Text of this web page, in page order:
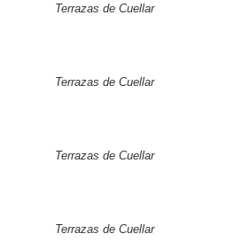
Terrazas de Cuellar
Terrazas de Cuellar
Terrazas de Cuellar
Terrazas de Cuellar